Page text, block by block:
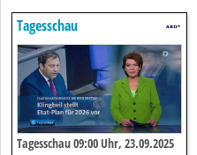
Tagesschau
Tagesschau 09:00 Uhr, 23.09.2025